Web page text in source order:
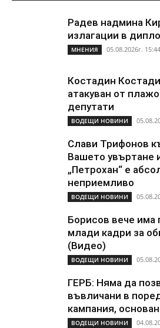
Радев надмина
излагации в
МНЕНИЯ 05.08.2026г.
Костадин
атакуван от
депутати
ВОДЕЩИ НОВИНИ
Слави Трифонов
Вашето увъртане
„Петрохан“ е
неприемливо
ВОДЕЩИ НОВИНИ
Борисов вече има
млади кадри за
(Видео)
ВОДЕЩИ НОВИНИ
ГЕРБ: Няма да
въвличани в
кампания,
ВОДЕЩИ НОВИНИ